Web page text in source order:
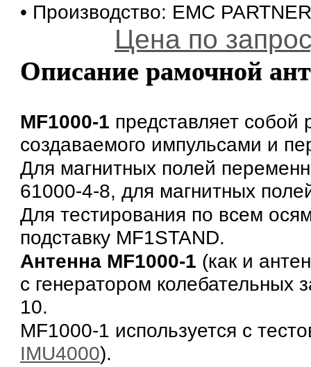
• Производство: EMC
Цена по
Описание рамочной
MF1000-1 представляет собой
создаваемого импульсами и
Для магнитных полей
61000-4-8, для магнитных
Для тестирования по всем
подставку MF1STAND.
Антенна MF1000-1 (как и
с генератором колебательных
10.
MF1000-1 используется с
IMU4000).